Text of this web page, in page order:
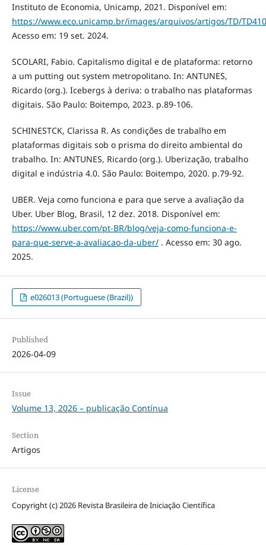
Instituto de Economia, Unicamp, 2021. Disponível em:
https://www.eco.unicamp.br/images/arquivos/artigos/TD/
Acesso em: 19 set. 2024.
SCOLARI, Fabio. Capitalismo digital e de plataforma: retorno
a um putting out system metropolitano. In: ANTUNES,
Ricardo (org.). Icebergs à deriva: o trabalho nas plataformas
digitais. São Paulo: Boitempo, 2023. p.89-106.
SCHINESTCK, Clarissa R. As condições de trabalho em
plataformas digitais sob o prisma do direito ambiental do
trabalho. In: ANTUNES, Ricardo (org.). Uberização, trabalho
digital e indústria 4.0. São Paulo: Boitempo, 2020. p.79-92.
UBER. Veja como funciona e para que serve a avaliação da
Uber. Uber Blog, Brasil, 12 dez. 2018. Disponível em:
https://www.uber.com/pt-BR/blog/veja-como-funciona-e-
para-que-serve-a-avaliacao-da-uber/. Acesso em: 30 ago.
2025.
e026013 (Portuguese (Brazil))
Published
2026-04-09
Issue
Volume 13, 2026 – publicação Contínua
Section
Artigos
License
Copyright (c) 2026 Revista Brasileira de Iniciação Científica